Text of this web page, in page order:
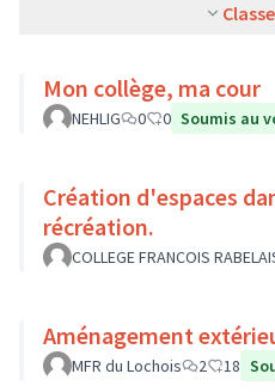
Mon collège, ma cour
NEHLIG 0 0 Soumis au
Création d'espaces
récréation.
COLLEGE FRANCOIS
Aménagement
MFR du Lochois 2 18